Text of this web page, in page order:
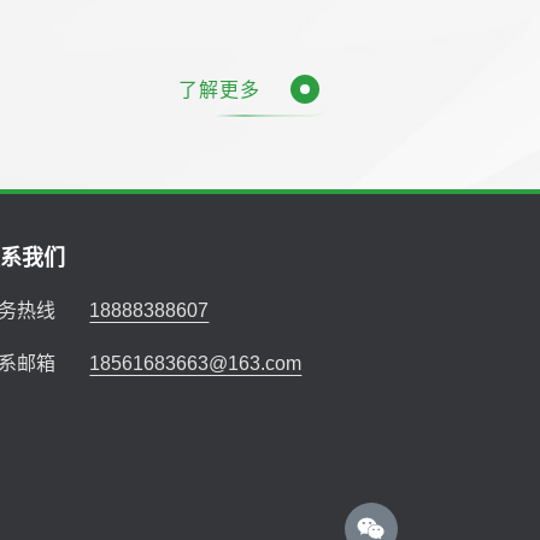
了解更多
我们
热线 18888388607
邮箱 18561683663@163.com